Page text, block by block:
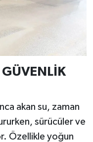
GÜVENLİK
akan su, zaman
sürücüler ve
Özellikle yoğun